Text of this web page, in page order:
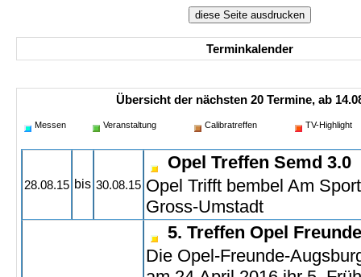
Terminkalender
Übersicht der nächsten 20 Termine, ab
Messen Veranstaltung Calibratreffen TV-Highlight
28.08.15 bis 30.08.15
Opel Treffen Semd 3.0
Opel Trifft bembel Am
Gross-Umstadt
5. Treffen Opel
Die Opel-Freunde-